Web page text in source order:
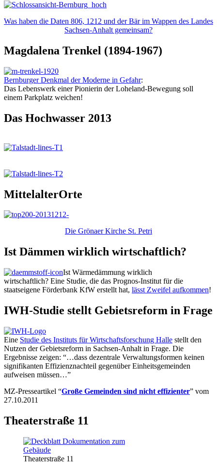
Was haben die Daten 806, 1212 und der Bär im Wappen des Landes
Sachsen-Anhalt gemeinsam?
Magdalena Trenkel (1894-1967)
Bernburger Denkmal der Moderne in Gefahr:
Das Lebenswerk einer Pionierin der Loheland-Bewegung soll
einem Parkplatz weichen!
Das Hochwasser 2013
MittelalterOrte
Die Grönaer Kirche St. Petri
Ist Dämmen wirklich wirtschaftlich?
Ist Wärmedämmung wirklich
wirtschaftlich? Eine Studie, die das Prognos-Institut für die
staatseigene Förderbank KfW erstellt hat, lässt Zweifel aufkommen!
IWH-Studie stellt Gebietsreform in Frage
Eine Studie des Instituts für Wirtschaftsforschung Halle stellt den
Nutzen der Gebietsreform in Sachsen-Anhalt in Frage. Die
Ergebnisse zeigen: “…dass dezentrale Verwaltungsformen keinen
signifikanten Effizienznachteil gegenüber Einheitsgemeinden
aufweisen müssen…”
MZ-Presseartikel “Große Gemeinden sind nicht effizienter” vom
27.10.2011
Theaterstraße 11
Theaterstraße 11